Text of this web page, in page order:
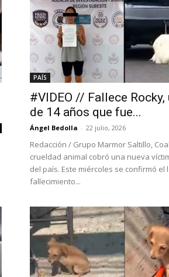
PAÍS
#VIDEO // Fallece Rocky,
de 14 años que fue...
Ángel Bedolla - 22 julio, 2026
Redacción / Grupo Marmor Saltillo,
crueldad animal cobró una nueva
del país. Este miércoles se confirmó el
fallecimiento...